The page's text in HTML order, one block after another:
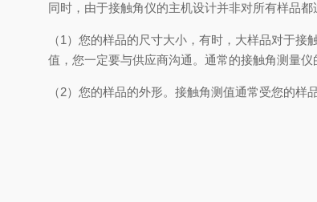
同时，由于接触角仪的主机设计并非对所有样品
（1）您的样品的尺寸大小，有时，大样品对于
值，您一定要与供应商沟通。通常的接触角测量仪
（2）您的样品的外形。接触角测值通常受您的